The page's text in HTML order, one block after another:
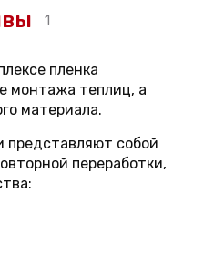
1
пленка
монтажа теплиц, а
материала.
представляют собой
переработки,